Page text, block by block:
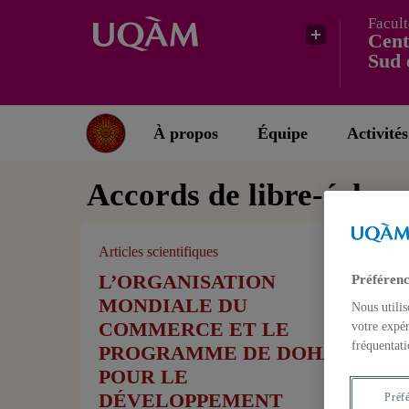
Sud
À propos Équipe Activités
Accords de libre-
Articles scientifiques
L’ORGANISATION
MONDIALE DU
COMMERCE ET LE
PROGRAMME DE DOHA
POUR LE
DÉVELOPPEMENT
Nous
votre